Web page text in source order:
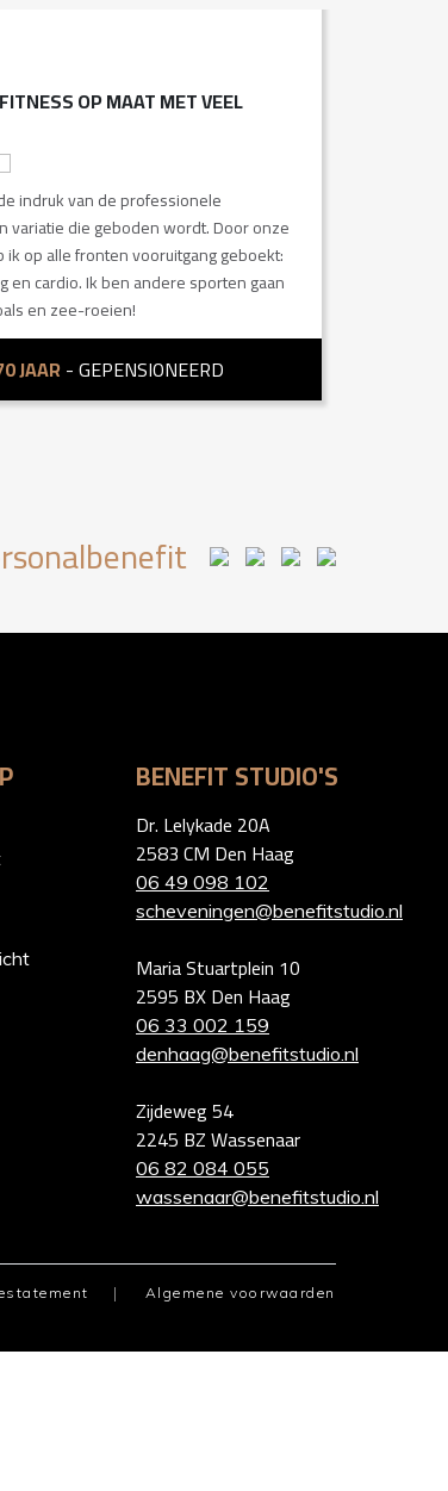
OP MAAT MET VEEL
indruk van de professionele
variatie die geboden wordt. Door onze
ik op alle fronten vooruitgang geboekt:
en cardio. Ik ben andere sporten gaan
en zee-roeien!
JAAR- GEPENSIONEERD
BENEFIT STUDIO'S
Dr. Lelykade 20A
2583 CM Den Haag
06 49 098 102
scheveningen@benefitstudio.nl
Maria Stuartplein 10
2595 BX Den Haag
06 33 002 159
denhaag@benefitstudio.nl
Zijdeweg 54
2245 BZ Wassenaar
06 82 084 055
wassenaar@benefitstudio.nl
Algemene voorwaarden